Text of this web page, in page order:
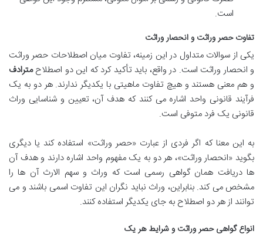
است.
تفاوت حصر وراثت و انحصار وراثت
یکی از سوالات متداول در این زمینه، تفاوت میان اصطلاحات حصر وراثت
و انحصار وراثت است. در واقع، باید تأکید کرد که این دو اصطلاحمترادف
و هم معنی هستند و هیچ تفاوت ماهیتی با یکدیگر ندارند. هر دو به یک
فرآیند قانونی واحد اشاره می کنند که هدف آن، تعیین و شناسایی وراث
قانونی یک فرد متوفی است.
به این معنا که اگر فردی از عبارت «حصر وراثت» استفاده کند یا دیگری
بگوید «انحصار وراثت»، هر دو به یک مفهوم واحد اشاره دارند و هدف آن
ها دریافت همان گواهی رسمی است که وراث و سهم الارث آن ها را
مشخص می کند. بنابراین، وراث نباید نگران این تفاوت اسمی باشند و می
توانند از هر دو اصطلاح به جای یکدیگر استفاده کنند.
انواع گواهی حصر وراثت و شرایط هر یک